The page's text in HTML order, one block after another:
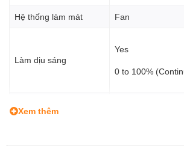
Hệ thống làm mát Fan
Làm dịu sáng
Yes
0 to 100%
Xem thêm